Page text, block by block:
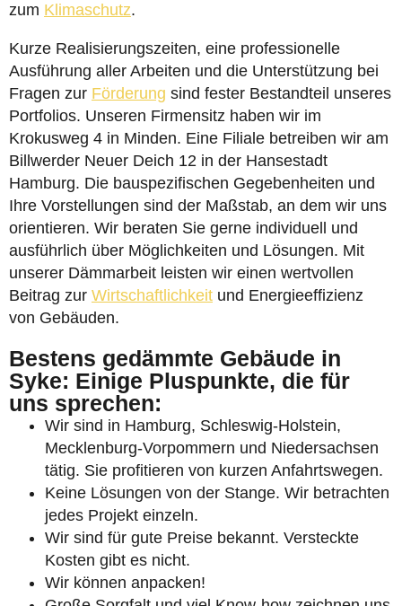
zum Klimaschutz.
Kurze Realisierungszeiten, eine professionelle
Ausführung aller Arbeiten und die Unterstützung bei
Fragen zur Förderung sind fester Bestandteil unseres
Portfolios. Unseren Firmensitz haben wir im
Krokusweg 4 in Minden. Eine Filiale betreiben wir am
Billwerder Neuer Deich 12 in der Hansestadt
Hamburg. Die bauspezifischen Gegebenheiten und
Ihre Vorstellungen sind der Maßstab, an dem wir uns
orientieren. Wir beraten Sie gerne individuell und
ausführlich über Möglichkeiten und Lösungen. Mit
unserer Dämmarbeit leisten wir einen wertvollen
Beitrag zur Wirtschaftlichkeit und Energieeffizienz
von Gebäuden.
Bestens gedämmte Gebäude in
Syke: Einige Pluspunkte, die für
uns sprechen:
Wir sind in Hamburg, Schleswig-Holstein,
Mecklenburg-Vorpommern und Niedersachsen
tätig. Sie profitieren von kurzen Anfahrtswegen.
Keine Lösungen von der Stange. Wir betrachten
jedes Projekt einzeln.
Wir sind für gute Preise bekannt. Versteckte
Kosten gibt es nicht.
Wir können anpacken!